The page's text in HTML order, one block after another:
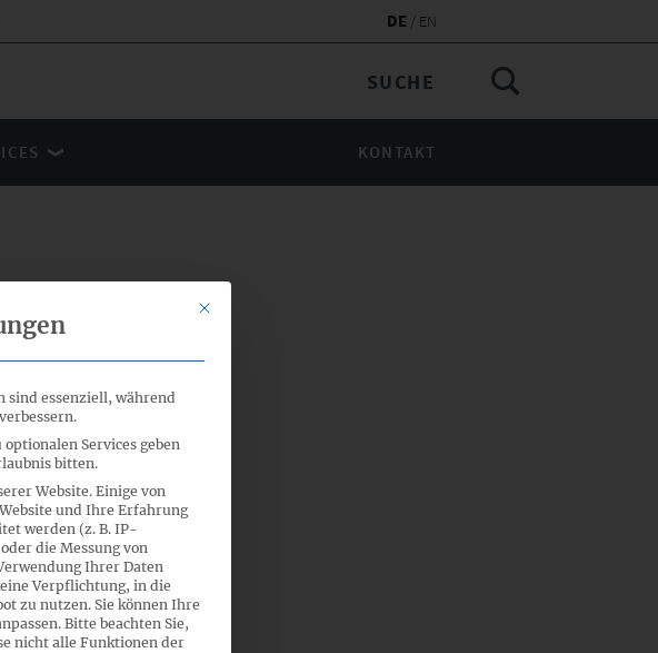
DE EN
KONTAKT
diese mit
Vorschläge
Mit diesem Button wird der Dialog geschlossen. Seine
sind essenziell, während
Services geben
bitten.
Website. Einige von
und Ihre Erfahrung
werden (z. B. IP-
die Messung von
Ihrer Daten
Verpflichtung, in die
zu nutzen.Sie können Ihre
Bitte beachten Sie,
nicht alle Funktionen der